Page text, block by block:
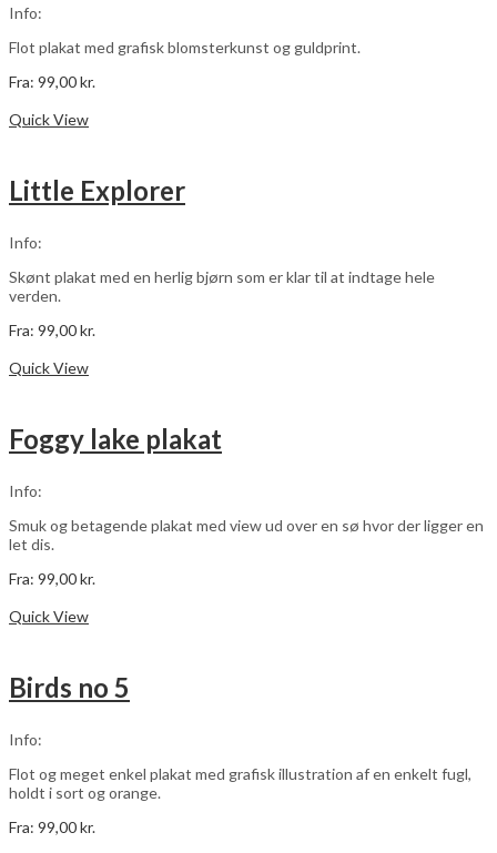
varesiden
Info:
Flot plakat med grafisk blomsterkunst og guldprint.
Fra: 99,00kr.
Mulighederne
varesiden
Quick View
Little Explorer
Info:
Skønt plakat med en herlig bjørn som er klar til at indtage hele
verden.
Fra: 99,00kr.
Mulighederne
varesiden
Quick View
Foggy lake plakat
Info:
Smuk og betagende plakat med view ud over en sø hvor der ligger en
let dis.
Fra: 99,00kr.
Mulighederne
varesiden
Quick View
Birds no 5
Info:
Flot og meget enkel plakat med grafisk illustration af en enkelt fugl,
holdt i sort og orange.
Fra: 99,00kr.